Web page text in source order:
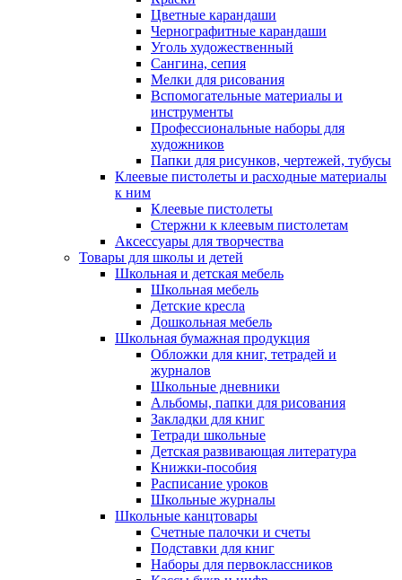
Цветные карандаши
Чернографитные карандаши
Уголь художественный
Сангина, сепия
Мелки для рисования
Вспомогательные материалы и
инструменты
Профессиональные наборы для
художников
Папки для рисунков, чертежей, тубусы
Клеевые пистолеты и расходные материалы
к ним
Клеевые пистолеты
Стержни к клеевым пистолетам
Аксессуары для творчества
Товары для школы и детей
Школьная и детская мебель
Школьная мебель
Детские кресла
Дошкольная мебель
Школьная бумажная продукция
Обложки для книг, тетрадей и
журналов
Школьные дневники
Альбомы, папки для рисования
Закладки для книг
Тетради школьные
Детская развивающая литература
Книжки-пособия
Расписание уроков
Школьные журналы
Школьные канцтовары
Счетные палочки и счеты
Подставки для книг
Наборы для первоклассников